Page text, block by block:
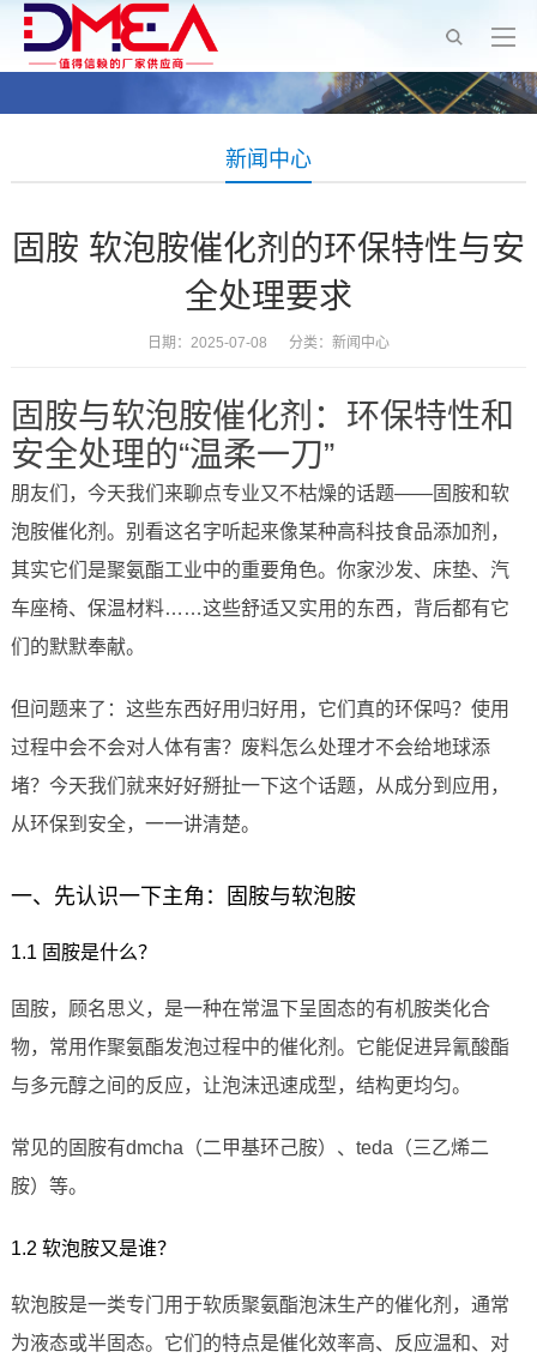
新闻中心
固胺 软泡胺催化剂的环保特性与安
全处理要求
日期：2025-07-08 分类： 新闻中心
固胺与软泡胺催化剂：环保特性和
安全处理的“温柔一刀”
朋友们，今天我们来聊点专业又不枯燥的话题——固胺和软
泡胺催化剂。别看这名字听起来像某种高科技食品添加剂，
其实它们是聚氨酯工业中的重要角色。你家沙发、床垫、汽
车座椅、保温材料……这些舒适又实用的东西，背后都有它
们的默默奉献。
但问题来了：这些东西好用归好用，它们真的环保吗？使用
过程中会不会对人体有害？废料怎么处理才不会给地球添
堵？今天我们就来好好掰扯一下这个话题，从成分到应用，
从环保到安全，一一讲清楚。
一、先认识一下主角：固胺与软泡胺
1.1 固胺是什么？
固胺，顾名思义，是一种在常温下呈固态的有机胺类化合
物，常用作聚氨酯发泡过程中的催化剂。它能促进异氰酸酯
与多元醇之间的反应，让泡沫迅速成型，结构更均匀。
常见的固胺有dmcha（二甲基环己胺）、teda（三乙烯二
胺）等。
1.2 软泡胺又是谁？
软泡胺是一类专门用于软质聚氨酯泡沫生产的催化剂，通常
为液态或半固态。它们的特点是催化效率高、反应温和、对